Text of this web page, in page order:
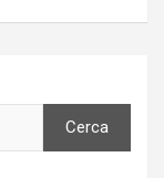
Cerca